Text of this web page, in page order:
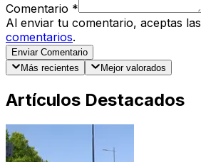
Comentario *
Al enviar tu comentario, aceptas las
comentarios.
Enviar Comentario
Más recientes
Mejor valorados
Artículos Destacados